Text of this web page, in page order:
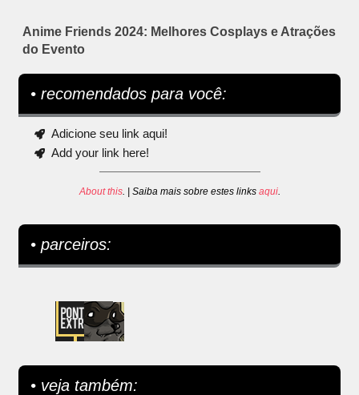
Anime Friends 2024: Melhores Cosplays e Atrações
do Evento
• recomendados para você:
Adicione seu link aqui!
Add your link here!
About this. | Saiba mais sobre estes links aqui.
• parceiros:
• veja também: